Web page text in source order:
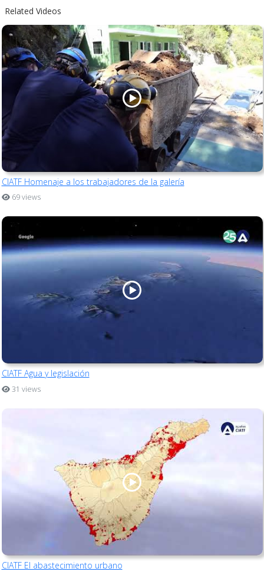
Related Videos
CIATF Homenaje a los trabajadores de la galería
69 views
CIATF Agua y legislación
31 views
CIATF El abastecimiento urbano